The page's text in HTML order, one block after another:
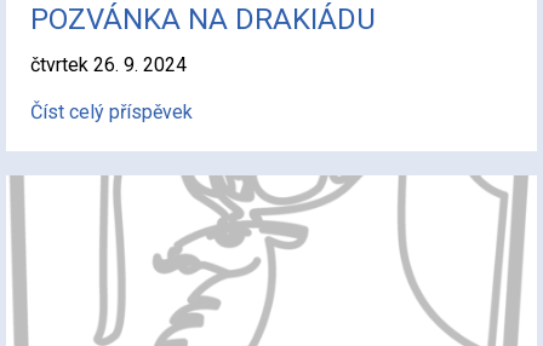
POZVÁNKA NA DRAKIÁDU
čtvrtek 26. 9. 2024
Číst celý příspěvek